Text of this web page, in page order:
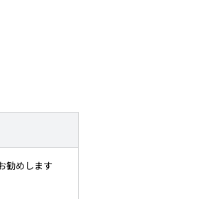
勧めします